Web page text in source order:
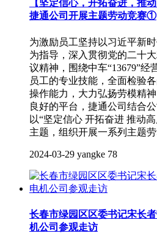
【坚定信心，开拓奋进，推
捷通公司开展主题劳动竞赛①
为激励员工坚持以习近平新
为指导，深入贯彻党的二十
议精神，围绕中车“13679”
员工的专业技能，全面检验
操作能力，大力弘扬劳模精
良好的平台，捷通公司结合
以“坚定信心 开拓奋进 推动
主题，组织开展一系列主题
2024-03-29 yangke 78
长春市绿园区区委书记宋长
机公司参观走访